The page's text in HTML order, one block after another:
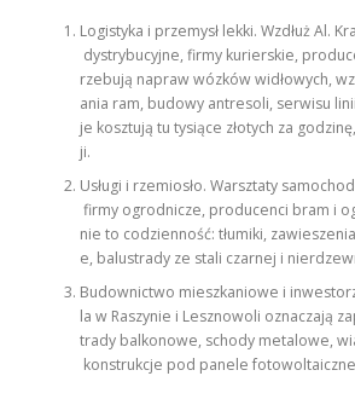
Logistyka i przemysł lekki. Wzdłuż Al.
dystrybucyjne, firmy kurierskie,
rzebują napraw wózków widłowych,
ania ram, budowy antresoli, serwisu
je kosztują tu tysiące złotych za
ji.
Usługi i rzemiosło. Warsztaty
firmy ogrodnicze, producenci bram i
nie to codzienność: tłumiki,
e, balustrady ze stali czarnej i
Budownictwo mieszkaniowe i
la w Raszynie i Lesznowoli oznaczają
trady balkonowe, schody metalowe,
konstrukcje pod panele